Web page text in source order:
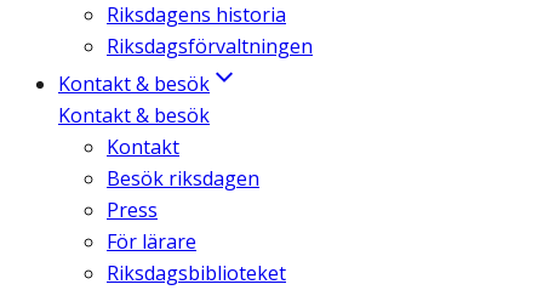
Riksdagens historia
Riksdagsförvaltningen
Kontakt & besök
Kontakt & besök
Kontakt
Besök riksdagen
Press
För lärare
Riksdagsbiblioteket